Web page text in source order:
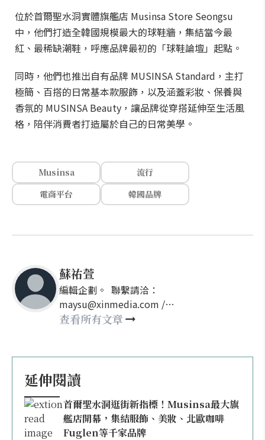
位於首爾聖水洞實體旗艦店 Musinsa Store Seongsu
中，他們打造全韓國規模最大的球鞋牆，集結當今最
紅、最稀缺潮鞋，呼應品牌最初的「球鞋論壇」起點。
同時，他們也推出自有品牌 MUSINSA Standard，主打
極簡、百搭的日常基本款服飾，以及涵蓋彩妝、保養與
香氛的 MUSINSA Beauty，讓品牌從穿搭延伸至生活風
格，陪伴消費者打造屬於自己的日常美學。
Musinsa
流行
電商平台
韓國品牌
蘇祐萱
編輯企劃。 聯繫請洽：
maysu@xinmedia.com /
may860527@gmail.com
查看所有文章
延伸閱讀
首爾聖水洞逛街新指標！Musinsa最大旗
艦店開幕，集結服飾、美妝、北歐咖啡
Fuglen等千家品牌